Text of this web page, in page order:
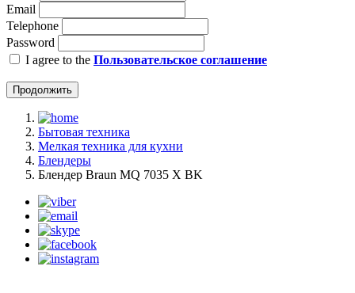
Email
Telephone
Password
I agree to the Пользовательское соглашение
Продолжить
Бытовая техника
Мелкая техника для кухни
Блендеры
Блендер Braun MQ 7035 X BK